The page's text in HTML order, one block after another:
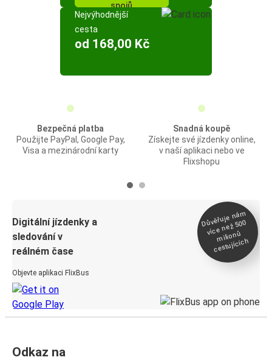
spojů
Nejvýhodnější
cesta
od 168,00 Kč
Bezpečná platba
Použijte PayPal, Google Pay,
Visa a mezinárodní karty
Snadná koupě
Získejte své jízdenky online,
v naší aplikaci nebo ve
Flixshopu
Digitální jízdenky a
sledování v
reálném čase
Objevte aplikaci FlixBus
Důvěřuje ná
m
více než 500
milionů
cestujících
Odkaz na